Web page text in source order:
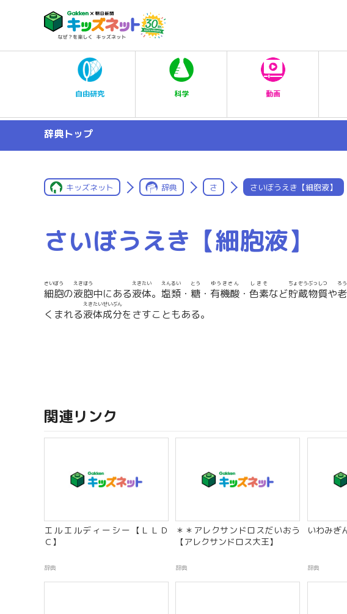
自由研究 科学 動画
辞典トップ
キッズネット 辞典 さ さいぼうえき【細胞液】
さいぼうえき【細胞液】
細胞
さいぼう
の液胞
えきほう
中にある液体
えきたい
。 塩類
えんるい
・ 糖
とう
・ 有機酸
ゆうきさん
・ 色素
しきそ
など貯蔵物質
ちょぞうぶっしつ
や
ろ
くまれる液体成分
えきたいせいぶん
をさすこともある。
関連リンク
エルエルディーシー【ＬＬＤ
Ｃ】
辞典
＊＊アレクサンドロスだいおう
【アレクサンドロス大王】
辞典
いわみぎ
辞典